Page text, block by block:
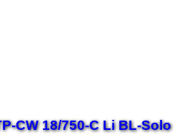
CW 18/750-C Li BL-Solo